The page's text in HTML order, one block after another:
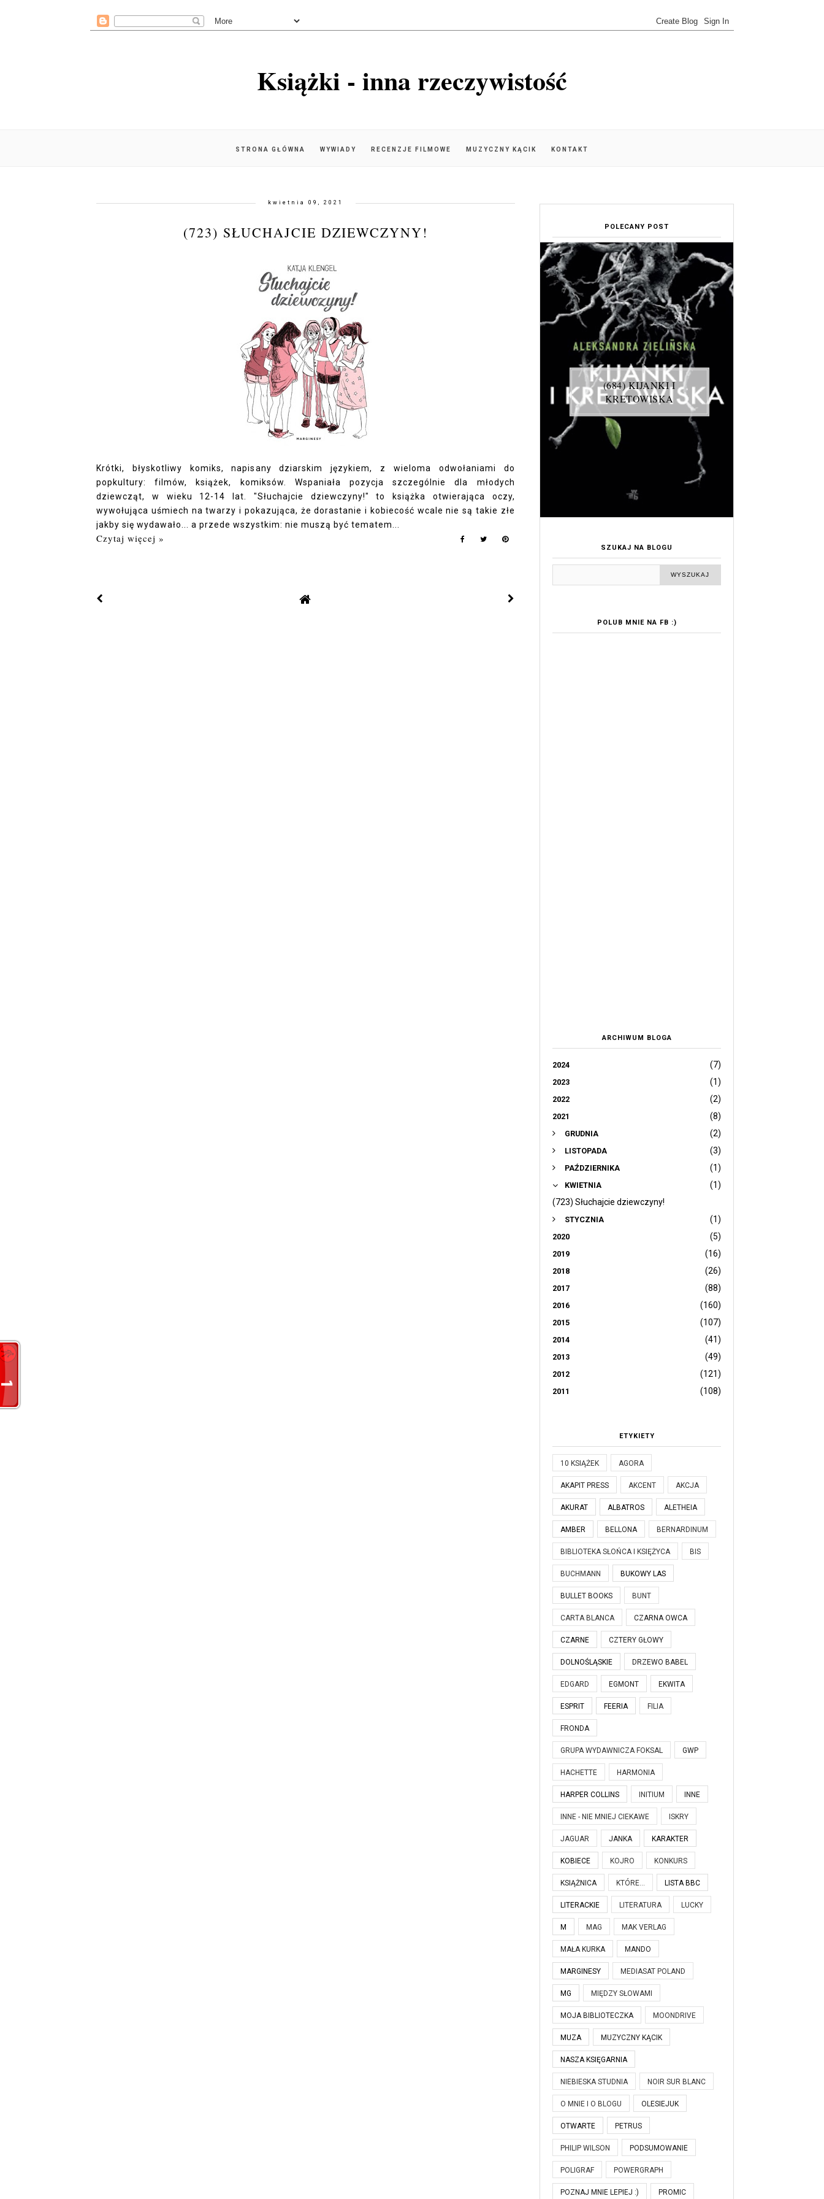
Książki - inna rzeczywistość
STRONA GŁÓWNA WYWIADY RECENZJE FILMOWE MUZYCZNY KĄCIK KONTAKT
kwietnia 09, 2021
(723) SŁUCHAJCIE DZIEWCZYNY!
Krótki, błyskotliwy komiks, napisany dziarskim językiem, z wieloma odwołaniami do
popkultury: filmów, książek, komiksów. Wspaniała pozycja szczególnie dla młodych
dziewcząt, w wieku 12-14 lat. "Słuchajcie dziewczyny!" to książka otwierająca oczy,
wywołująca uśmiech na twarzy i pokazująca, że dorastanie i kobiecość wcale nie są takie złe
jakby się wydawało... a przede wszystkim: nie muszą być tematem...
Czytaj więcej »
POLECANY POST
(684) KIJANKI I
KRETOWISKA
SZUKAJ NA BLOGU
POLUB MNIE NA FB :)
ARCHIWUM BLOGA
2024 (7)
2023 (1)
2022 (2)
2021 (8)
GRUDNIA (2)
LISTOPADA (3)
PAŹDZIERNIKA (1)
KWIETNIA
(1)
(723) Słuchajcie dziewczyny!
STYCZNIA (1)
2020 (5)
2019 (16)
2018 (26)
2017 (88)
2016 (160)
2015 (107)
2014 (41)
2013 (49)
2012 (121)
2011 (108)
ETYKIETY
10 KSIĄŻEK AGORA
AKAPIT PRESS AKCENT AKCJA
AKURAT ALBATROS ALETHEIA
AMBER BELLONA BERNARDINUM
BIBLIOTEKA SŁOŃCA I KSIĘŻYCA BIS
BUCHMANN BUKOWY LAS
BULLET BOOKS BUNT
CARTA BLANCA CZARNA OWCA
CZARNE CZTERY GŁOWY
DOLNOŚLĄSKIE DRZEWO BABEL
EDGARD EGMONT EKWITA
ESPRIT FEERIA FILIA
FRONDA
GRUPA WYDAWNICZA FOKSAL GWP
HACHETTE HARMONIA
HARPER COLLINS INITIUM INNE
INNE - NIE MNIEJ CIEKAWE ISKRY
JAGUAR JANKA KARAKTER
KOBIECE KOJRO KONKURS
KSIĄŻNICA KTÓRE... LISTA BBC
LITERACKIE LITERATURA LUCKY
M MAG MAK VERLAG
MAŁA KURKA MANDO
MARGINESY MEDIASAT POLAND
MG MIĘDZY SŁOWAMI
MOJA BIBLIOTECZKA MOONDRIVE
MUZA MUZYCZNY KĄCIK
NASZA KSIĘGARNIA
NIEBIESKA STUDNIA NOIR SUR BLANC
O MNIE I O BLOGU OLESIEJUK
OTWARTE PETRUS
PHILIP WILSON PODSUMOWANIE
POLIGRAF POWERGRAPH
POZNAJ MNIE LEPIEJ :) PROMIC